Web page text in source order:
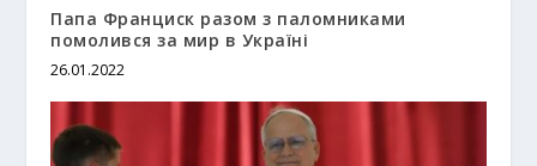
Папа Франциск разом з паломниками
помолився за мир в Україні
26.01.2022